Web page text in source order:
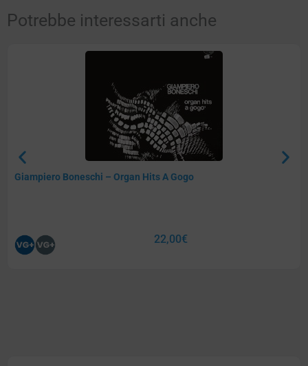
Potrebbe interessarti anche
Giampiero Boneschi – Organ Hits A Gogo
22,00€